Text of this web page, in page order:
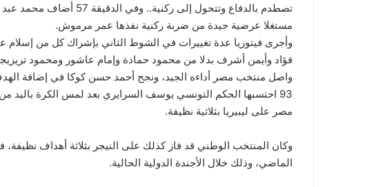
تصطدم بالدفاع وتتحول إلى
مستغلا عرضية جيدة من ضربة ركنية نفذها عمر مرموش.
وأجرى فيتوريا عدة تغييرات في الشوط الثاني بإشراك كل من
فؤاد وأيمن أشرف بدلا من محمود حمادة وإمام عاشور ومحمود
واصل منتخب مصر أداءه الجيد، ونجح أحمد حسن كوكا في إضافة
93 احتسبها الحكم التونسي يوسف السرايري بعد لمس الكرة باليد
مصر على ليبيريا بثلاثية نظيفة.
وكان المنتخب الوطني قد فاز كذلك على النيجر بثلاثة أهداف نظيفة،
الماضي، وذلك خلال الأجندة الدولية الحالية.